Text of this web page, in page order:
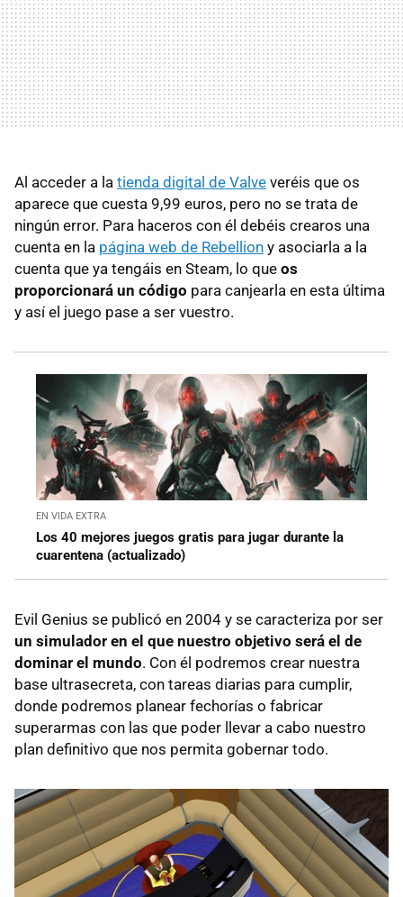
Al acceder a la tienda digital de Valve veréis que os
aparece que cuesta 9,99 euros, pero no se trata de
ningún error. Para haceros con él debéis crearos una
cuenta en la página web de Rebellion y asociarla a la
cuenta que ya tengáis en Steam, lo que os
proporcionará un código para canjearla en esta última
y así el juego pase a ser vuestro.
EN VIDA EXTRA
Los 40 mejores juegos gratis para jugar durante la
cuarentena (actualizado)
Evil Genius se publicó en 2004 y se caracteriza por ser
un simulador en el que nuestro objetivo será el de
dominar el mundo. Con él podremos crear nuestra
base ultrasecreta, con tareas diarias para cumplir,
donde podremos planear fechorías o fabricar
superarmas con las que poder llevar a cabo nuestro
plan definitivo que nos permita gobernar todo.